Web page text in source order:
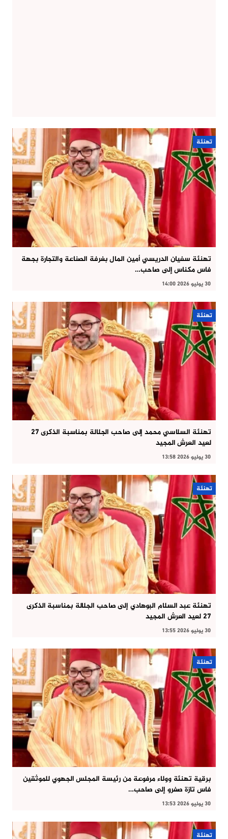
تهنئة
تهنئة سفيان الدريسي أمين المال بغرفة الصناعة والتجارة بجهة
فاس مكناس إلى صاحب…
30 يوليو 2026 14:00
تهنئة
تهنئة السلاسي محمد إلى صاحب الجلالة بمناسبة الذكرى 27
لعيد العرش المجيد
30 يوليو 2026 13:58
تهنئة
تهنئة عبد السلام البوهادي إلى صاحب الجلالة بمناسبة الذكرى
27 لعيد العرش المجيد
30 يوليو 2026 13:55
تهنئة
برقية تهنئة وولاء مرفوعة من رئيسة المجلس الجهوي للموثقين
فاس تازة صفرو إلى صاحب…
30 يوليو 2026 13:53
تهنئة